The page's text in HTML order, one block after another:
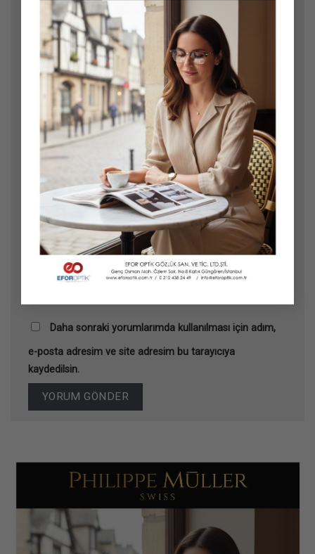
Yorum
Ad*
E-posta *
İnternet sitesi
Daha sonraki yorumlarımda kullanılması için adım,
e-posta adresim ve site adresim bu tarayıcıya
kaydedilsin.